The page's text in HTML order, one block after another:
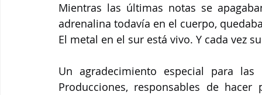
Mientras las últimas notas se
adrenalina todavía en el cuerpo,
El metal en el sur está vivo. Y cada vez
Un agradecimiento especial para
Producciones, responsables de